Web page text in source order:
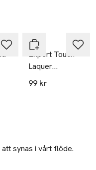
OPI
Expert Touch
Laquer
Remover
99 kr
synas i vårt flöde.